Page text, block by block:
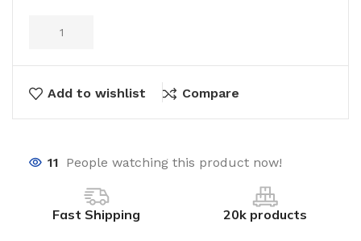
Add to wishlist Compare
11 People watching this product now!
Fast Shipping 20k products